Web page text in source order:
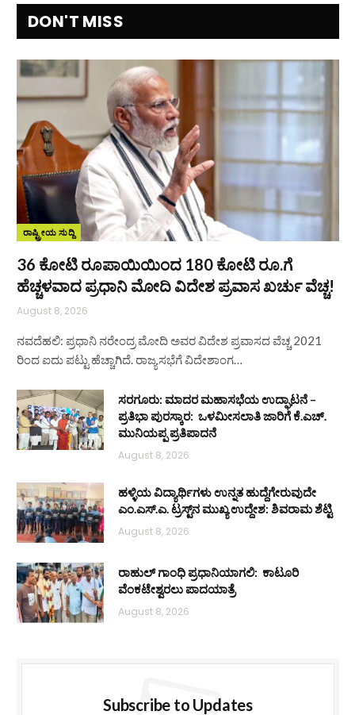
DON'T MISS
ರಾಷ್ಟ್ರೀಯ ಸುದ್ದಿ
36 ಕೋಟಿ ರೂಪಾಯಿಯಿಂದ 180 ಕೋಟಿ ರೂ.ಗೆ
ಹೆಚ್ಚಳವಾದ ಪ್ರಧಾನಿ ಮೋದಿ ವಿದೇಶ ಪ್ರವಾಸ ಖರ್ಚು ವೆಚ್ಚ!
August 8, 2026
ನವದೆಹಲಿ: ಪ್ರಧಾನಿ ನರೇಂದ್ರ ಮೋದಿ ಅವರ ವಿದೇಶ ಪ್ರವಾಸದ ವೆಚ್ಚ 2021
ರಿಂದ ಐದು ಪಟ್ಟು ಹೆಚ್ಚಾಗಿದೆ. ರಾಜ್ಯಸಭೆಗೆ ವಿದೇಶಾಂಗ…
ಸರಗೂರು: ಮಾದರ ಮಹಾಸಭೆಯ ಉದ್ಘಾಟನೆ –
ಪ್ರತಿಭಾ ಪುರಸ್ಕಾರ: ಒಳಮೀಸಲಾತಿ ಜಾರಿಗೆ ಕೆ.ಎಚ್.
ಮುನಿಯಪ್ಪ ಪ್ರತಿಪಾದನೆ
August 8, 2026
ಹಳ್ಳಿಯ ವಿದ್ಯಾರ್ಥಿಗಳು ಉನ್ನತ ಹುದ್ದೆಗೇರುವುದೇ
ಎಂ.ಎಸ್.ಎ. ಟ್ರಸ್ಟ್‌ನ ಮುಖ್ಯ ಉದ್ದೇಶ: ಶಿವರಾಮ ಶೆಟ್ಟಿ
August 8, 2026
ರಾಹುಲ್ ಗಾಂಧಿ ಪ್ರಧಾನಿಯಾಗಲಿ: ಕಾಟೂರಿ
ವೆಂಕಟೇಶ್ವರಲು ಪಾದಯಾತ್ರೆ
August 8, 2026
Subscribe to Updates